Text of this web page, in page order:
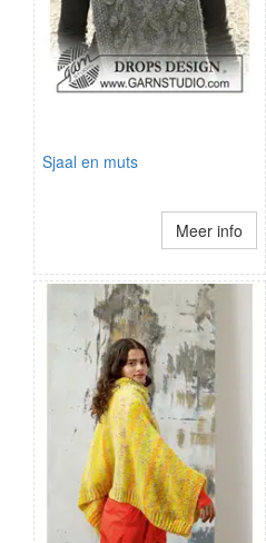
Sjaal en muts
Meer info